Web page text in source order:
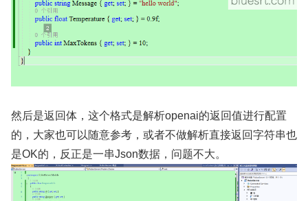
然后是返回体，这个格式是解析openai的返回值进行配置
的，大家也可以随意参考，或者不做解析直接返回字符串也
是OK的，反正是一串Json数据，问题不大。